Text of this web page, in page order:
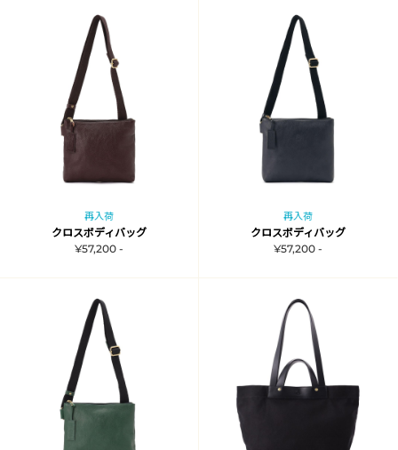
再入荷
クロスボディバッグ
¥57,200 -
再入荷
クロスボディバッグ
¥57,200 -